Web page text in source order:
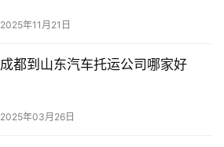
2025年11月21日
成都到山东汽车托运公司哪家好
2025年03月26日